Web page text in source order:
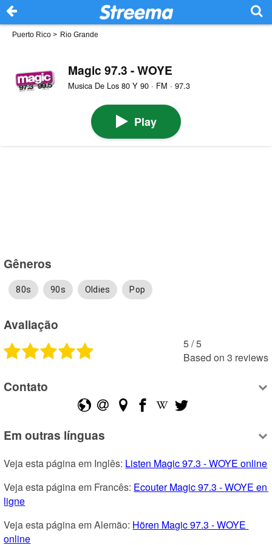
Puerto Rico > Rio Grande
Magic 97.3 - WOYE
Musica De Los 80 Y 90 · FM · 97.3
Play
Gêneros
80s 90s Oldies Pop
Avaliação
5 /5
Based on 3 reviews
Contato
Em outras línguas
Veja esta página em Inglês: Listen Magic 97.3 - WOYE online
Veja esta página em Francês: Ecouter Magic 97.3 - WOYE en
ligne
Veja esta página em Alemão: Hören Magic 97.3 - WOYE
online